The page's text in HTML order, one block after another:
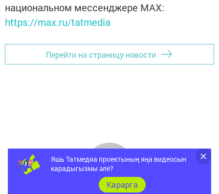
национальном мессенджере MАХ:
https://max.ru/tatmedia
Перейти на страницу новости
Яшь Татмедиа проектының яңа видеосын
карадыгызмы әле?
Карарга